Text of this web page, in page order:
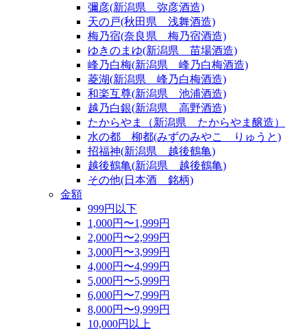
彌彦(新潟県 弥彦酒造)
天の戸(秋田県 浅舞酒造)
梅乃宿(奈良県 梅乃宿酒造)
ゆきのまゆ(新潟県 苗場酒造)
峰乃白梅(新潟県 峰乃白梅酒造)
菱湖(新潟県 峰乃白梅酒造)
和楽互尊(新潟県 池浦酒造)
越乃白銀(新潟県 高野酒造)
たからやま（新潟県 たからやま醸造）
水の都 柳都(みずのみやこ りゅうと)
招福神(新潟県 越後鶴亀)
越後鶴亀(新潟県 越後鶴亀)
その他(日本酒 銘柄)
金額
999円以下
1,000円〜1,999円
2,000円〜2,999円
3,000円〜3,999円
4,000円〜4,999円
5,000円〜5,999円
6,000円〜7,999円
8,000円〜9,999円
10,000円以上